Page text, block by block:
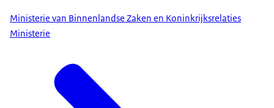
Ministerie van Binnenlandse Zaken en Koninkrijksrelaties
Ministerie